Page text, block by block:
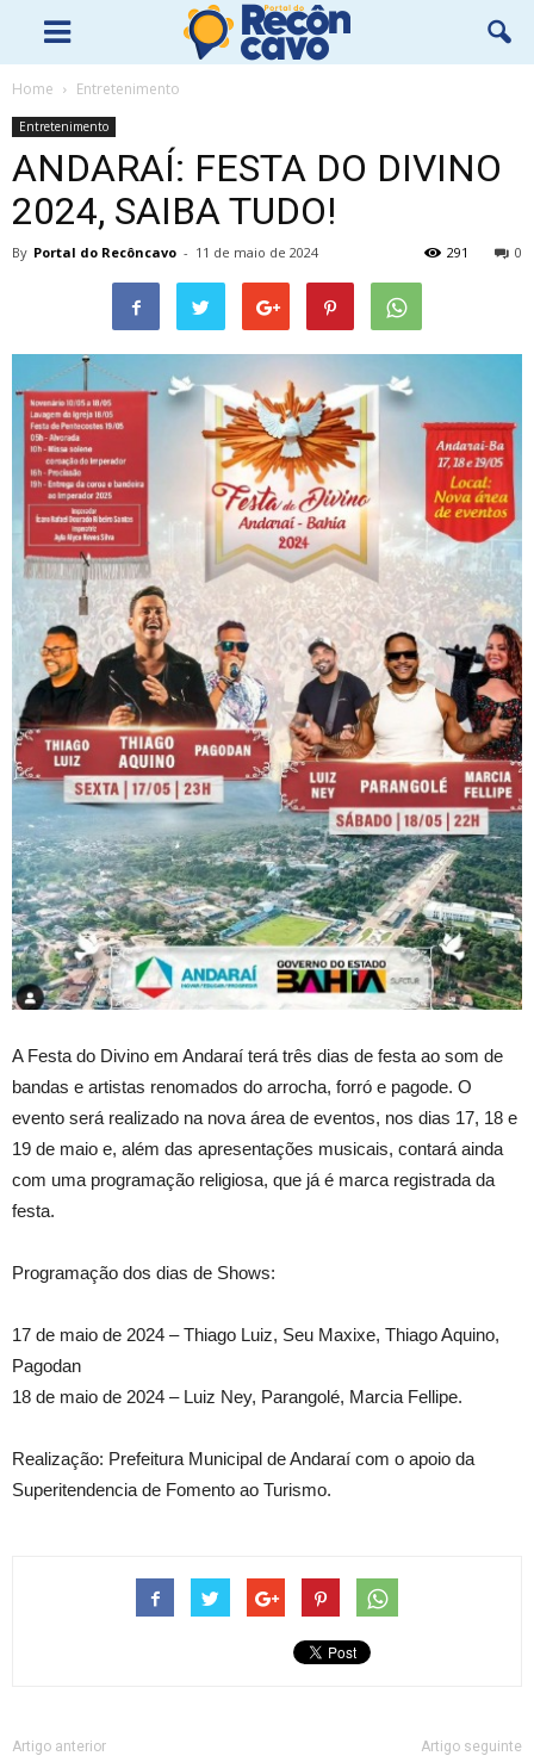
Home Entretenimento
Entretenimento
ANDARAÍ: FESTA DO DIVINO
2024, SAIBA TUDO!
By Portal do Recôncavo - 11 de maio de 2024 0
291
A Festa do Divino em Andaraí terá três dias de festa ao som de
bandas e artistas renomados do arrocha, forró e pagode. O
evento será realizado na nova área de eventos, nos dias 17, 18 e
19 de maio e, além das apresentações musicais, contará ainda
com uma programação religiosa, que já é marca registrada da
festa.
Programação dos dias de Shows:
17 de maio de 2024 – Thiago Luiz, Seu Maxixe, Thiago Aquino,
Pagodan
18 de maio de 2024 – Luiz Ney, Parangolé, Marcia Fellipe.
Realização: Prefeitura Municipal de Andaraí com o apoio da
Superitendencia de Fomento ao Turismo.
Artigo anterior Artigo seguinte